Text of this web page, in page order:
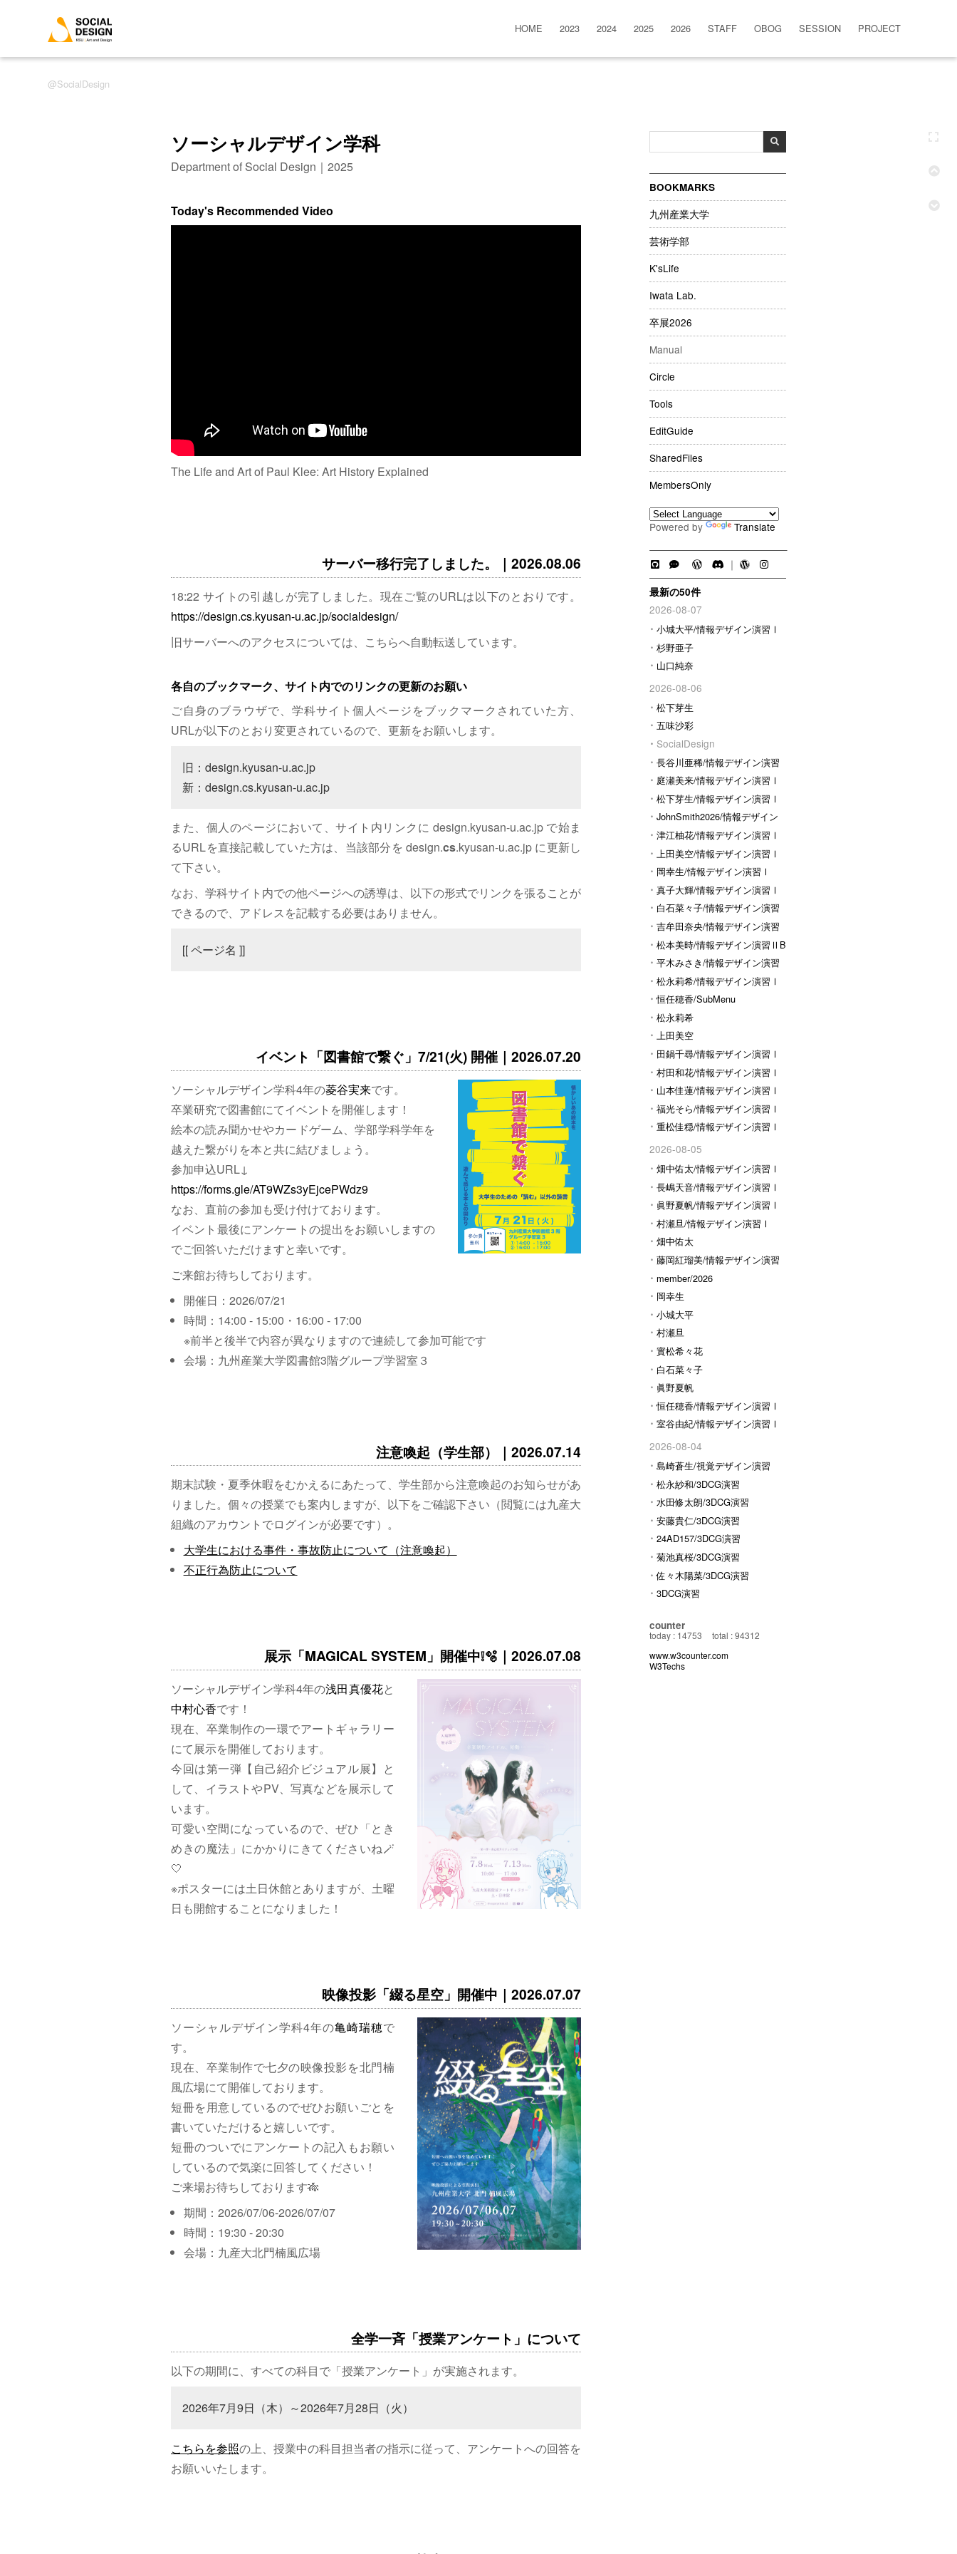
SocialDesign
HOME 2023 2024 2025 2026 STAFF OBOG SESSION PROJECT
BOOKMARKS
九州産業大学
芸術学部
K'sLife
Iwata Lab.
卒展2026
Manual
Circle
Tools
EditGuide
SharedFiles
MembersOnly
Powered by Translate
｜
最新の50件
2026-08-07
小城大平/情報デザイン演習Ⅰ
杉野亜子
山口純奈
2026-08-06
松下芽生
五味沙彩
SocialDesign
長谷川亜稀/情報デザイン演習
Ⅰ 庭瀬美来/情報デザイン演習Ⅰ
松下芽生/情報デザイン演習Ⅰ
JohnSmith2026/情報デザイン
演習I
津江柚花/情報デザイン演習Ⅰ
上田美空/情報デザイン演習Ⅰ
岡幸生/情報デザイン演習Ⅰ
真子大輝/情報デザイン演習Ⅰ
白石菜々子/情報デザイン演習
Ⅰ 吉牟田奈央/情報デザイン演習
Ⅰ 松本美時/情報デザイン演習ⅡB
平木みさき/情報デザイン演習
Ⅰ 松永莉希/情報デザイン演習Ⅰ
恒任穂香/SubMenu
松永莉希
上田美空
田鍋千尋/情報デザイン演習Ⅰ
村田和花/情報デザイン演習Ⅰ
山本佳蓮/情報デザイン演習Ⅰ
福光そら/情報デザイン演習Ⅰ
重松佳穏/情報デザイン演習Ⅰ
2026-08-05
畑中佑太/情報デザイン演習Ⅰ
長嶋天音/情報デザイン演習Ⅰ
眞野夏帆/情報デザイン演習Ⅰ
村瀬旦/情報デザイン演習Ⅰ
畑中佑太
藤岡紅瑠美/情報デザイン演習
Ⅰ member/2026
岡幸生
小城大平
村瀬旦
實松希々花
白石菜々子
眞野夏帆
恒任穂香/情報デザイン演習Ⅰ
室谷由紀/情報デザイン演習Ⅰ
2026-08-04
島崎蒼生/視覚デザイン演習
松永紗和/3DCG演習
水田修太朗/3DCG演習
安藤貴仁/3DCG演習
24AD157/3DCG演習
菊池真桜/3DCG演習
佐々木陽菜/3DCG演習
3DCG演習
counter
today : 14753
total : 94312
www.w3counter.com
W3Techs
ソーシャルデザイン学科
Department of Social Design｜2025
Today's Recommended Video
The Life and Art of Paul Klee: Art History Explained
サーバー移行完了しました。｜2026.08.06
18:22 サイトの引越しが完了しました。現在ご覧のURLは以下のとおりです。
https://design.cs.kyusan-u.ac.jp/socialdesign/
旧サーバーへのアクセスについては、こちらへ自動転送しています。
各自のブックマーク、サイト内でのリンクの更新のお願い
ご自身のブラウザで、学科サイト個人ページをブックマークされていた方、
URLが以下のとおり変更されているので、更新をお願いします。
旧：design.kyusan-u.ac.jp
新：design.cs.kyusan-u.ac.jp
また、個人のページにおいて、サイト内リンクに design.kyusan-u.ac.jp で始ま
るURLを直接記載していた方は、当該部分を design.cs.kyusan-u.ac.jp に更新し
て下さい。
なお、学科サイト内での他ページへの誘導は、以下の形式でリンクを張ることが
できるので、アドレスを記載する必要はありません。
[[ ページ名 ]]
イベント「図書館で繋ぐ」7/21(火) 開催｜2026.07.20
ソーシャルデザイン学科4年の菱谷実来です。
卒業研究で図書館にてイベントを開催します！
絵本の読み聞かせやカードゲーム、学部学科学年を
越えた繋がりを本と共に結びましょう。
参加申込URL↓
https://forms.gle/AT9WZs3yEjcePWdz9
なお、直前の参加も受け付けております。
イベント最後にアンケートの提出をお願いしますの
でご回答いただけますと幸いです。
ご来館お待ちしております。
開催日：2026/07/21
時間：14:00 - 15:00・16:00 - 17:00
※前半と後半で内容が異なりますので連続して参加可能です
会場：九州産業大学図書館3階グループ学習室３
注意喚起（学生部）｜2026.07.14
期末試験・夏季休暇をむかえるにあたって、学生部から注意喚起のお知らせがあ
りました。個々の授業でも案内しますが、以下をご確認下さい（閲覧には九産大
組織のアカウントでログインが必要です）。
大学生における事件・事故防止について（注意喚起）
不正行為防止について
展示「MAGICAL SYSTEM」開催中❕🫧｜2026.07.08
ソーシャルデザイン学科4年の浅田真優花と
中村心香です！
現在、卒業制作の一環でアートギャラリー
にて展示を開催しております。
今回は第一弾【自己紹介ビジュアル展】と
して、イラストやPV、写真などを展示して
います。
可愛い空間になっているので、ぜひ「とき
めきの魔法」にかかりにきてくださいね🪄
🤍
※ポスターには土日休館とありますが、土曜
日も開館することになりました！
映像投影「綴る星空」開催中｜2026.07.07
ソーシャルデザイン学科4年の亀崎瑞穂で
す。
現在、卒業制作で七夕の映像投影を北門楠
風広場にて開催しております。
短冊を用意しているのでぜひお願いごとを
書いていただけると嬉しいです。
短冊のついでにアンケートの記入もお願い
しているので気楽に回答してください！
ご来場お待ちしております🎋
期間：2026/07/06-2026/07/07
時間：19:30 - 20:30
会場：九産大北門楠風広場
全学一斉「授業アンケート」について
以下の期間に、すべての科目で「授業アンケート」が実施されます。
2026年7月9日（木）～2026年7月28日（火）
こちらを参照の上、授業中の科目担当者の指示に従って、アンケートへの回答を
お願いいたします。